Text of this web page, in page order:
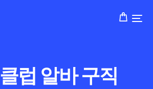
클럽 알바 구직